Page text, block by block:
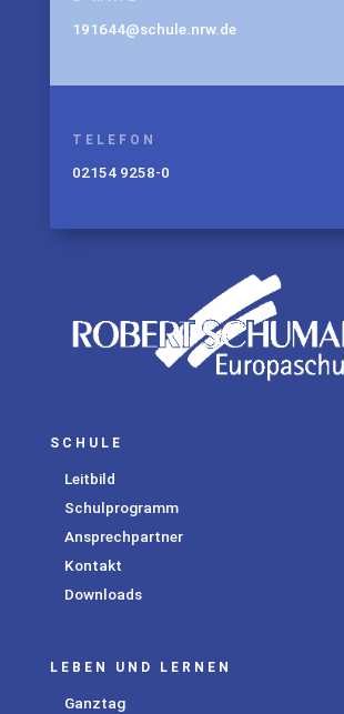
191644@schule.nrw.de
TELEFON
02154 9258-0
SCHULE
Leitbild
Schulprogramm
Ansprechpartner
Kontakt
Downloads
LEBEN UND LERNEN
Ganztag